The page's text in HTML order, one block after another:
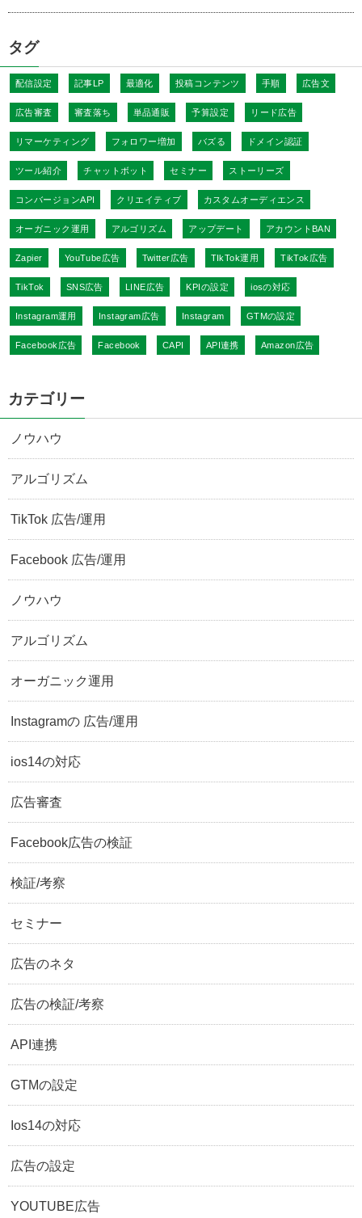
タグ
配信設定 記事LP 最適化 投稿コンテンツ 手順 広告文
広告審査 審査落ち 単品通販 予算設定 リード広告
リマーケティング フォロワー増加 バズる ドメイン認証
ツール紹介 チャットボット セミナー ストーリーズ
コンバージョンAPI クリエイティブ カスタムオーディエンス
オーガニック運用 アルゴリズム アップデート アカウントBAN
Zapier YouTube広告 Twitter広告 TIkTok運用 TikTok広告
TikTok SNS広告 LINE広告 KPIの設定 iosの対応
Instagram運用 Instagram広告 Instagram GTMの設定
Facebook広告 Facebook CAPI API連携 Amazon広告
カテゴリー
ノウハウ
アルゴリズム
TikTok 広告/運用
Facebook 広告/運用
ノウハウ
アルゴリズム
オーガニック運用
Instagramの 広告/運用
ios14の対応
広告審査
Facebook広告の検証
検証/考察
セミナー
広告のネタ
広告の検証/考察
API連携
GTMの設定
Ios14の対応
広告の設定
YOUTUBE広告